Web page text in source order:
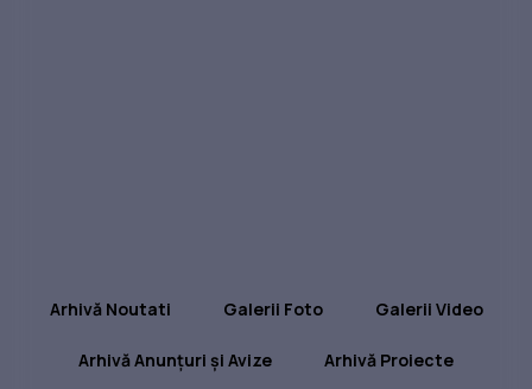
Arhivă Noutati Galerii Foto Galerii Video
Arhivă Anunțuri și Avize Arhivă Proiecte